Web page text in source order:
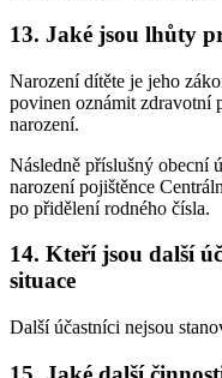
13. Jaké jsou lhůty
Narození dítěte je jeho
povinen oznámit zdravotní
narození.
Následně příslušný obecní
narození pojištěnce
po přidělení rodného čísla.
14. Kteří jsou další
situace
Další účastníci nejsou